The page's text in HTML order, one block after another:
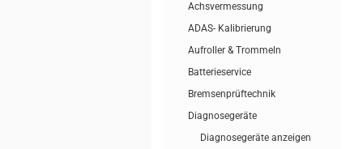
Achsvermessung
ADAS- Kalibrierung
Aufroller & Trommeln
Batterieservice
Bremsenprüftechnik
Diagnosegeräte
Diagnosegeräte anzeigen